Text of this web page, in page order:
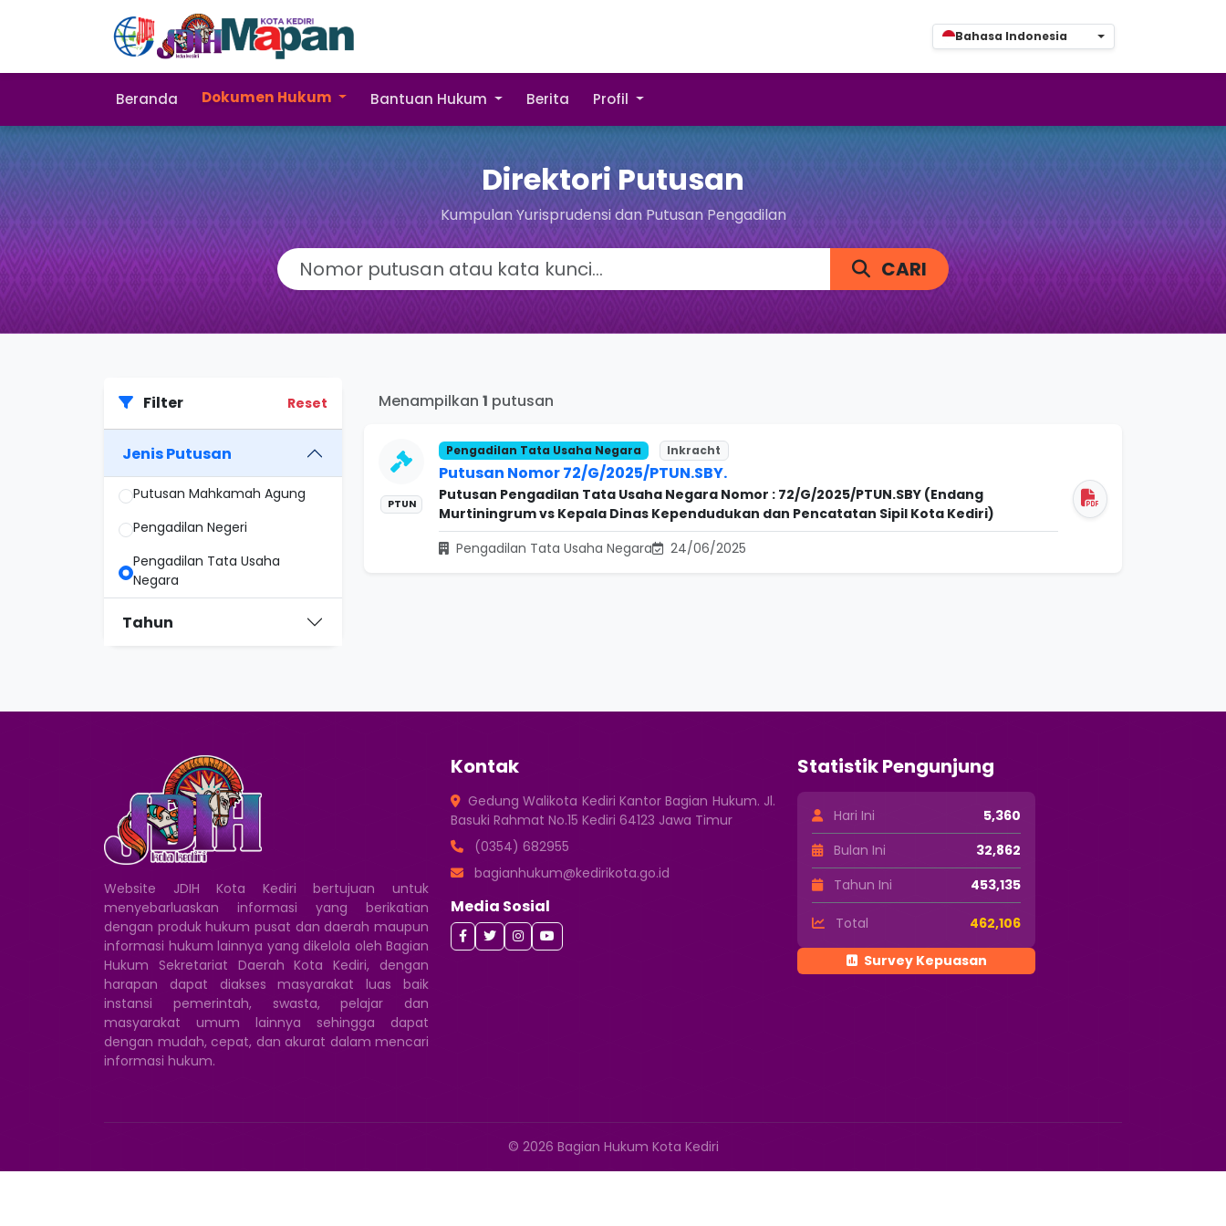
Bahasa Indonesia
Beranda Dokumen Hukum Bantuan Hukum Berita Profil
Direktori Putusan
Kumpulan Yurisprudensi dan Putusan Pengadilan
CARI
Filter Reset
Jenis Putusan
Putusan Mahkamah Agung
Pengadilan Negeri
Pengadilan Tata Usaha
Negara
Tahun
Menampilkan 1 putusan
PTUN
Pengadilan Tata Usaha Negara Inkracht
Putusan Nomor 72/G/2025/PTUN.SBY.
Putusan Pengadilan Tata Usaha Negara Nomor : 72/G/2025/PTUN.SBY (Endang
Murtiningrum vs Kepala Dinas Kependudukan dan Pencatatan Sipil Kota Kediri)
Pengadilan Tata Usaha Negara
24/06/2025
Website JDIH Kota Kediri bertujuan untuk
menyebarluaskan informasi yang berikatian
dengan produk hukum pusat dan daerah maupun
informasi hukum lainnya yang dikelola oleh Bagian
Hukum Sekretariat Daerah Kota Kediri, dengan
harapan dapat diakses masyarakat luas baik
instansi pemerintah, swasta, pelajar dan
masyarakat umum lainnya sehingga dapat
dengan mudah, cepat, dan akurat dalam mencari
informasi hukum.
Kontak
Gedung Walikota Kediri Kantor Bagian Hukum. Jl.
Basuki Rahmat No.15 Kediri 64123 Jawa Timur
(0354) 682955
bagianhukum@kedirikota.go.id
Media Sosial
Statistik Pengunjung
Hari Ini
5,360
Bulan Ini
32,862
Tahun Ini
453,135
Total 462,106
Survey Kepuasan
© 2026 Bagian Hukum Kota Kediri